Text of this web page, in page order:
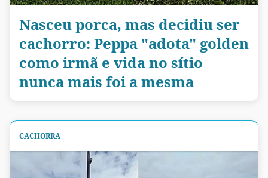
Nasceu porca, mas decidiu ser
cachorro: Peppa "adota" golden
como irmã e vida no sítio
nunca mais foi a mesma
CACHORRA